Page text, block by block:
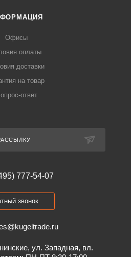
Офисы
оплаты
доставки
на товар
ответ
777-54-07
звонок
ул. Западная, вл.